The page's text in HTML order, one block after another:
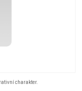
charakter.